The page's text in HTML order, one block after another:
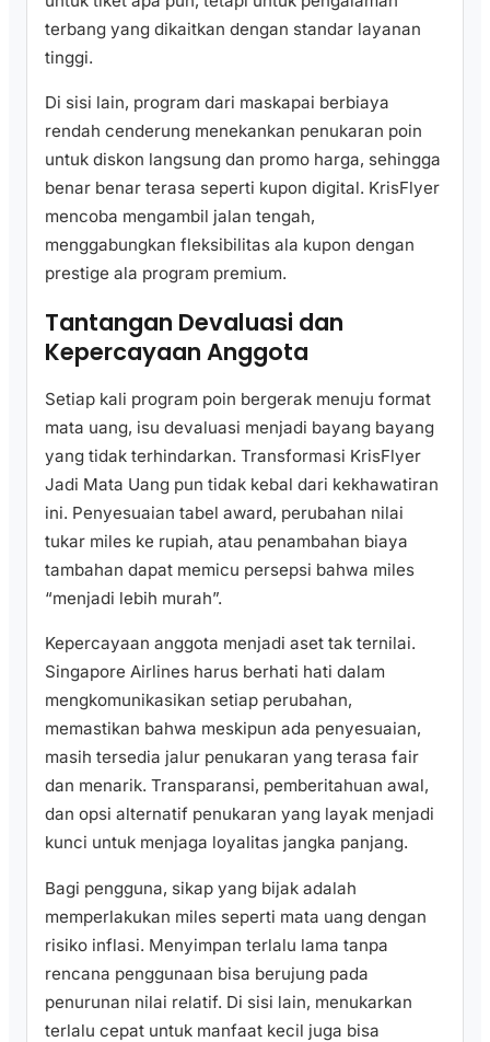
terbang yang dikaitkan dengan standar layanan
tinggi.
Di sisi lain, program dari maskapai berbiaya
rendah cenderung menekankan penukaran poin
untuk diskon langsung dan promo harga, sehingga
benar benar terasa seperti kupon digital. KrisFlyer
mencoba mengambil jalan tengah,
menggabungkan fleksibilitas ala kupon dengan
prestige ala program premium.
Tantangan Devaluasi dan
Kepercayaan Anggota
Setiap kali program poin bergerak menuju format
mata uang, isu devaluasi menjadi bayang bayang
yang tidak terhindarkan. Transformasi KrisFlyer
Jadi Mata Uang pun tidak kebal dari kekhawatiran
ini. Penyesuaian tabel award, perubahan nilai
tukar miles ke rupiah, atau penambahan biaya
tambahan dapat memicu persepsi bahwa miles
“menjadi lebih murah”.
Kepercayaan anggota menjadi aset tak ternilai.
Singapore Airlines harus berhati hati dalam
mengkomunikasikan setiap perubahan,
memastikan bahwa meskipun ada penyesuaian,
masih tersedia jalur penukaran yang terasa fair
dan menarik. Transparansi, pemberitahuan awal,
dan opsi alternatif penukaran yang layak menjadi
kunci untuk menjaga loyalitas jangka panjang.
Bagi pengguna, sikap yang bijak adalah
memperlakukan miles seperti mata uang dengan
risiko inflasi. Menyimpan terlalu lama tanpa
rencana penggunaan bisa berujung pada
penurunan nilai relatif. Di sisi lain, menukarkan
terlalu cepat untuk manfaat kecil juga bisa